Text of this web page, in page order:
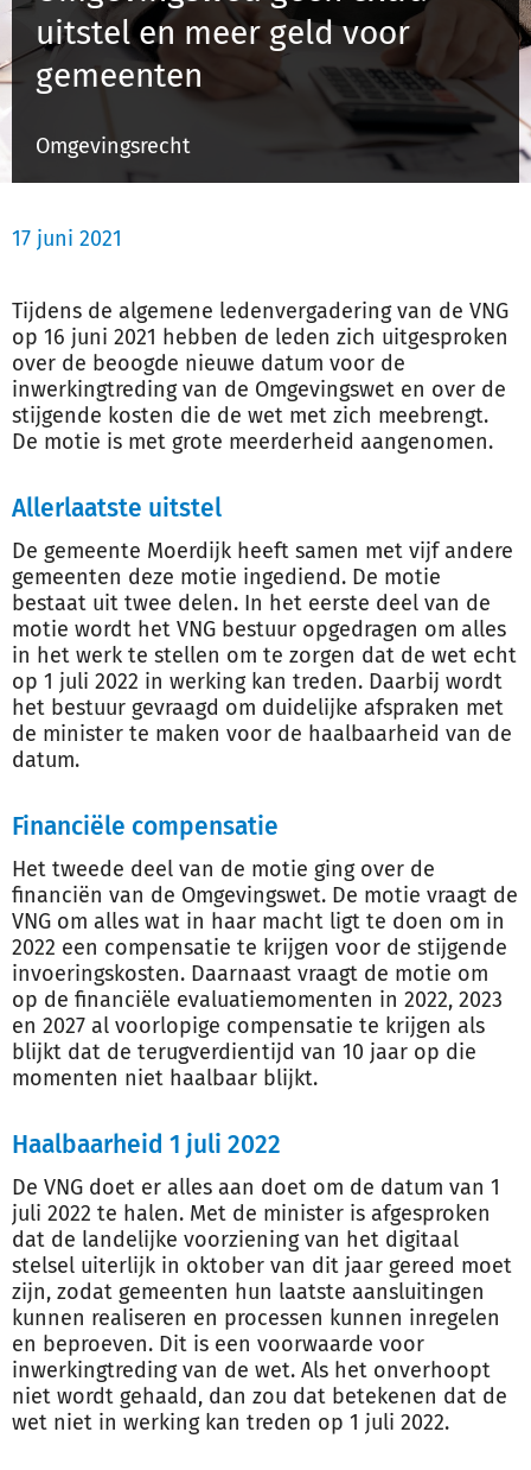
Inloggen
uitstel en meer geld voor
gemeenten
Omgevingsrecht
17 juni 2021
Tijdens de algemene ledenvergadering van de VNG
op 16 juni 2021 hebben de leden zich uitgesproken
over de beoogde nieuwe datum voor de
inwerkingtreding van de Omgevingswet en over de
stijgende kosten die de wet met zich meebrengt.
De motie is met grote meerderheid aangenomen.
Allerlaatste uitstel
De gemeente Moerdijk heeft samen met vijf andere
gemeenten deze motie ingediend. De motie
bestaat uit twee delen. In het eerste deel van de
motie wordt het VNG bestuur opgedragen om alles
in het werk te stellen om te zorgen dat de wet echt
op 1 juli 2022 in werking kan treden. Daarbij wordt
het bestuur gevraagd om duidelijke afspraken met
de minister te maken voor de haalbaarheid van de
datum.
Financiële compensatie
Het tweede deel van de motie ging over de
financiën van de Omgevingswet. De motie vraagt de
VNG om alles wat in haar macht ligt te doen om in
2022 een compensatie te krijgen voor de stijgende
invoeringskosten. Daarnaast vraagt de motie om
op de financiële evaluatiemomenten in 2022, 2023
en 2027 al voorlopige compensatie te krijgen als
blijkt dat de terugverdientijd van 10 jaar op die
momenten niet haalbaar blijkt.
Haalbaarheid 1 juli 2022
De VNG doet er alles aan doet om de datum van 1
juli 2022 te halen. Met de minister is afgesproken
dat de landelijke voorziening van het digitaal
stelsel uiterlijk in oktober van dit jaar gereed moet
zijn, zodat gemeenten hun laatste aansluitingen
kunnen realiseren en processen kunnen inregelen
en beproeven. Dit is een voorwaarde voor
inwerkingtreding van de wet. Als het onverhoopt
niet wordt gehaald, dan zou dat betekenen dat de
wet niet in werking kan treden op 1 juli 2022.